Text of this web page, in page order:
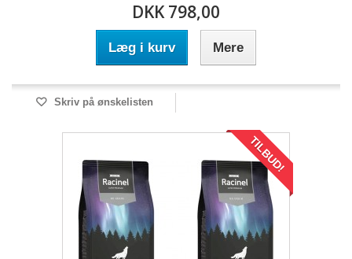
DKK 798,00
Læg i kurv Mere
Skriv på ønskelisten
TILBUD!